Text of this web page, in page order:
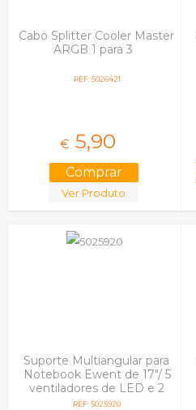
Cabo Splitter Cooler Master
ARGB 1 para 3
REF: 5026421
€ 5,90
Ver Produto
Suporte Multiangular para
Notebook Ewent de 17"/ 5
ventiladores de LED e 2
portas USB
REF: 5025920